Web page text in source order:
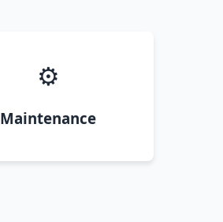
⚙️
Maintenance